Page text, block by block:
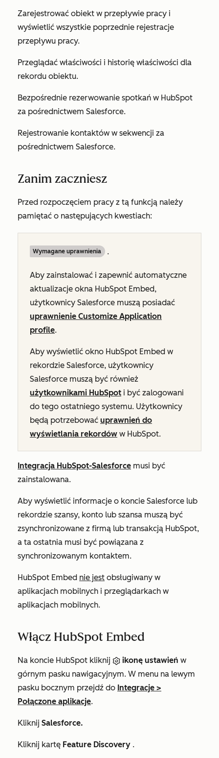
Zarejestrować obiekt w przepływie pracy i
wyświetlić wszystkie poprzednie rejestracje
przepływu pracy.
Przeglądać właściwości i historię właściwości dla
rekordu obiektu.
Bezpośrednie rezerwowanie spotkań w HubSpot
za pośrednictwem Salesforce.
Rejestrowanie kontaktów w sekwencji za
pośrednictwem Salesforce.
Zanim zaczniesz
Przed rozpoczęciem pracy z tą funkcją należy
pamiętać o następujących kwestiach:
Wymagane uprawnienia .
Aby zainstalować i zapewnić automatyczne
aktualizacje okna HubSpot Embed,
użytkownicy Salesforce muszą posiadać
uprawnienie Customize Application
profile.
Aby wyświetlić okno HubSpot Embed w
rekordzie Salesforce, użytkownicy
Salesforce muszą być również
użytkownikami HubSpot i być zalogowani
do tego ostatniego systemu. Użytkownicy
będą potrzebować uprawnień do
wyświetlania rekordów w HubSpot.
Integracja HubSpot-Salesforce musi być
zainstalowana.
Aby wyświetlić informacje o koncie Salesforce lub
rekordzie szansy, konto lub szansa muszą być
zsynchronizowane z firmą lub transakcją HubSpot,
a ta ostatnia musi być powiązana z
synchronizowanym kontaktem.
HubSpot Embed nie jest obsługiwany w
aplikacjach mobilnych i przeglądarkach w
aplikacjach mobilnych.
Włącz HubSpot Embed
Na koncie HubSpot kliknij ikonę ustawień w
górnym pasku nawigacyjnym. W menu na lewym
pasku bocznym przejdź do Integracje >
Połączone aplikacje.
Kliknij Salesforce.
Kliknij kartę Feature Discovery .